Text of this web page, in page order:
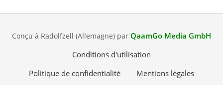
Conçu à Radolfzell (Allemagne) par QaamGo Media GmbH
Conditions d'utilisation
Politique de confidentialité
Mentions légales